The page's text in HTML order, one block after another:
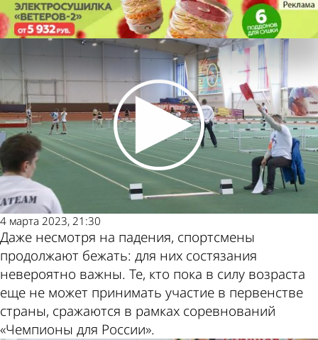
В Пензе проходят всероссийские
соревнования по легкой атлетике
Спорт
4 марта 2023, 21:30
Даже несмотря на падения, спортсмены
продолжают бежать: для них состязания
невероятно важны. Те, кто пока в силу возраста
еще не может принимать участие в первенстве
страны, сражаются в рамках соревнований
«Чемпионы для России».
В Пензе проходят всероссийские
соревнования по легкой атлетике
Другие
новости по
теме
Погода и
курсы валют
в Пензе